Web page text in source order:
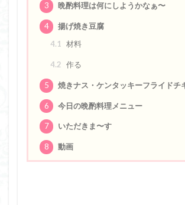
3 晩酌料理は何にしようかなぁ〜
4
揚げ焼き豆腐
4.1 材料
4.2 作る
5 焼きナス・ケンタッキーフライドチ
6 今日の晩酌料理メニュー
7 いただきま〜す
8 動画